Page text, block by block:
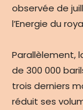
observée de
l’Energie du
Parallèlement,
de 300 000
trois derniers
réduit ses